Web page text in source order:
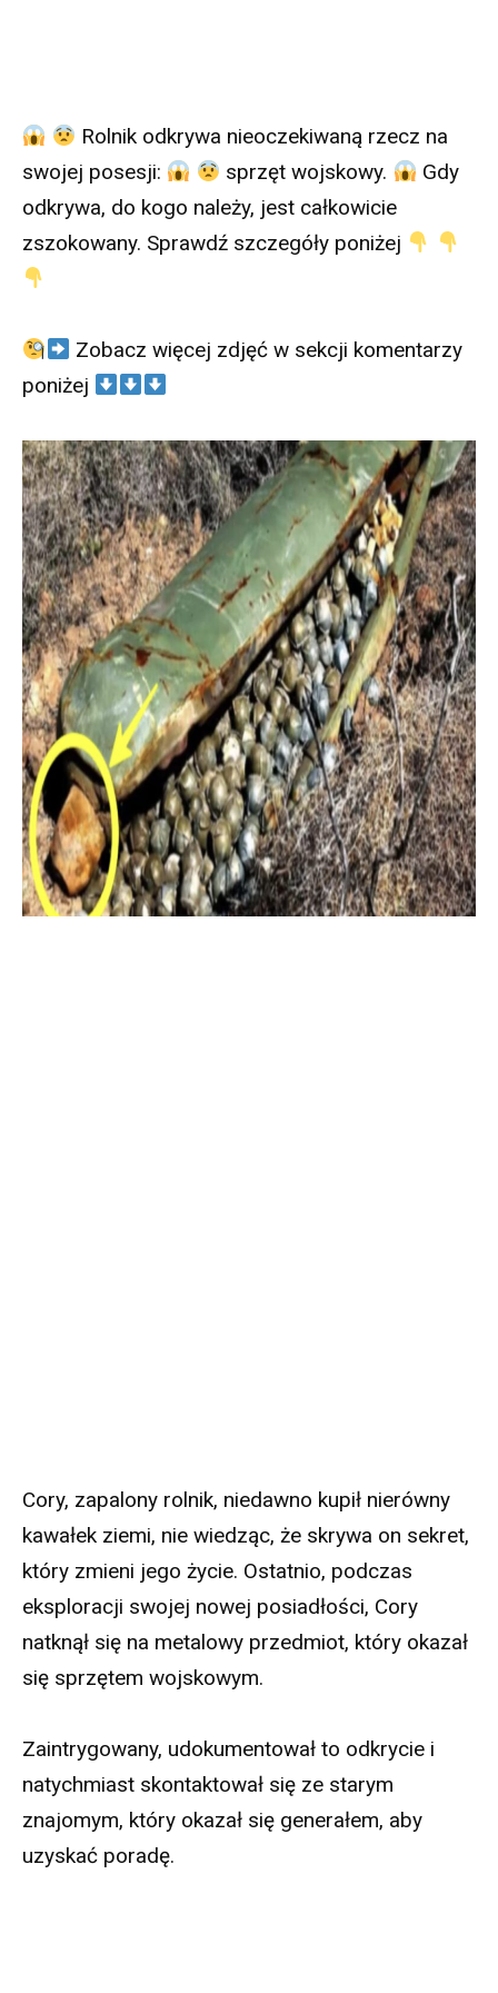
Rolnik odkrywa nieoczekiwaną rzecz na
swojej posesji:
sprzęt wojskowy.
Gdy
odkrywa, do kogo należy, jest całkowicie
zszokowany. Sprawdź szczegóły poniżej
Zobacz więcej zdjęć w sekcji komentarzy
poniżej
Cory, zapalony rolnik, niedawno kupił nierówny
kawałek ziemi, nie wiedząc, że skrywa on sekret,
który zmieni jego życie. Ostatnio, podczas
eksploracji swojej nowej posiadłości, Cory
natknął się na metalowy przedmiot, który okazał
się sprzętem wojskowym.
Zaintrygowany, udokumentował to odkrycie i
natychmiast skontaktował się ze starym
znajomym, który okazał się generałem, aby
uzyskać poradę.